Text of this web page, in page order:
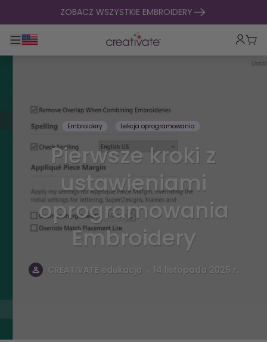
Przejdź do treściZOBACZ WSZYSTKIE EMBROIDERY
Przełącz główną nawigację
Embroidery Lekcja oprogramowania
Pierwsze kroki z
ustawieniami
oprogramowania
Embroidery
CREATIVATE edukacja 14 listopada 2025 r.